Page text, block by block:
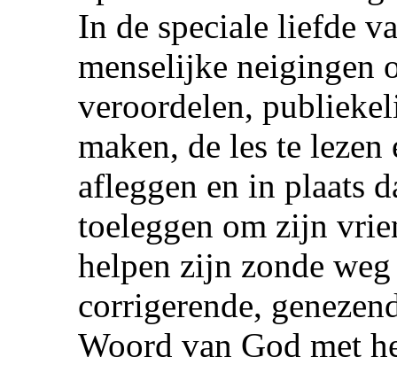
In de speciale liefde
menselijke neigingen
veroordelen,
maken, de les te
afleggen en in plaats
toeleggen om zijn
helpen zijn zonde
corrigerende,
Woord van God met